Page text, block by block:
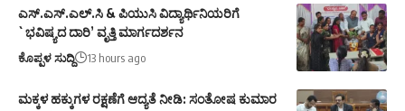
ಎಸ್.ಎಸ್.ಎಲ್.ಸಿ & ಪಿಯುಸಿ ವಿದ್ಯಾರ್ಥಿನಿಯರಿಗೆ
`ಭವಿಷ್ಯದ ದಾರಿ’ ವೃತ್ತಿ ಮಾರ್ಗದರ್ಶನ
ಕೊಪ್ಪಳ ಸುದ್ದಿ 13 hours ago
ಮಕ್ಕಳ ಹಕ್ಕುಗಳ ರಕ್ಷಣೆಗೆ ಆದ್ಯತೆ ನೀಡಿ: ಸಂತೋಷ ಕುಮಾರ